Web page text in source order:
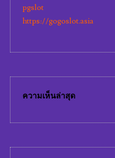
pgslot
https://gogoslot.asia
ความเห็นล่าสุด